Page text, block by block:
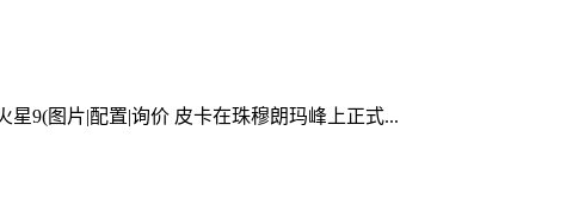
星9(图片|配置|询价 皮卡在珠穆朗玛峰上正式...